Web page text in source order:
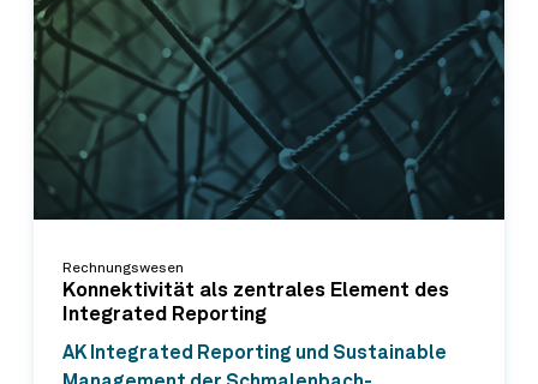
Rechnungswesen
Konnektivität als zentrales Element des
Integrated Reporting
AK Integrated Reporting und Sustainable